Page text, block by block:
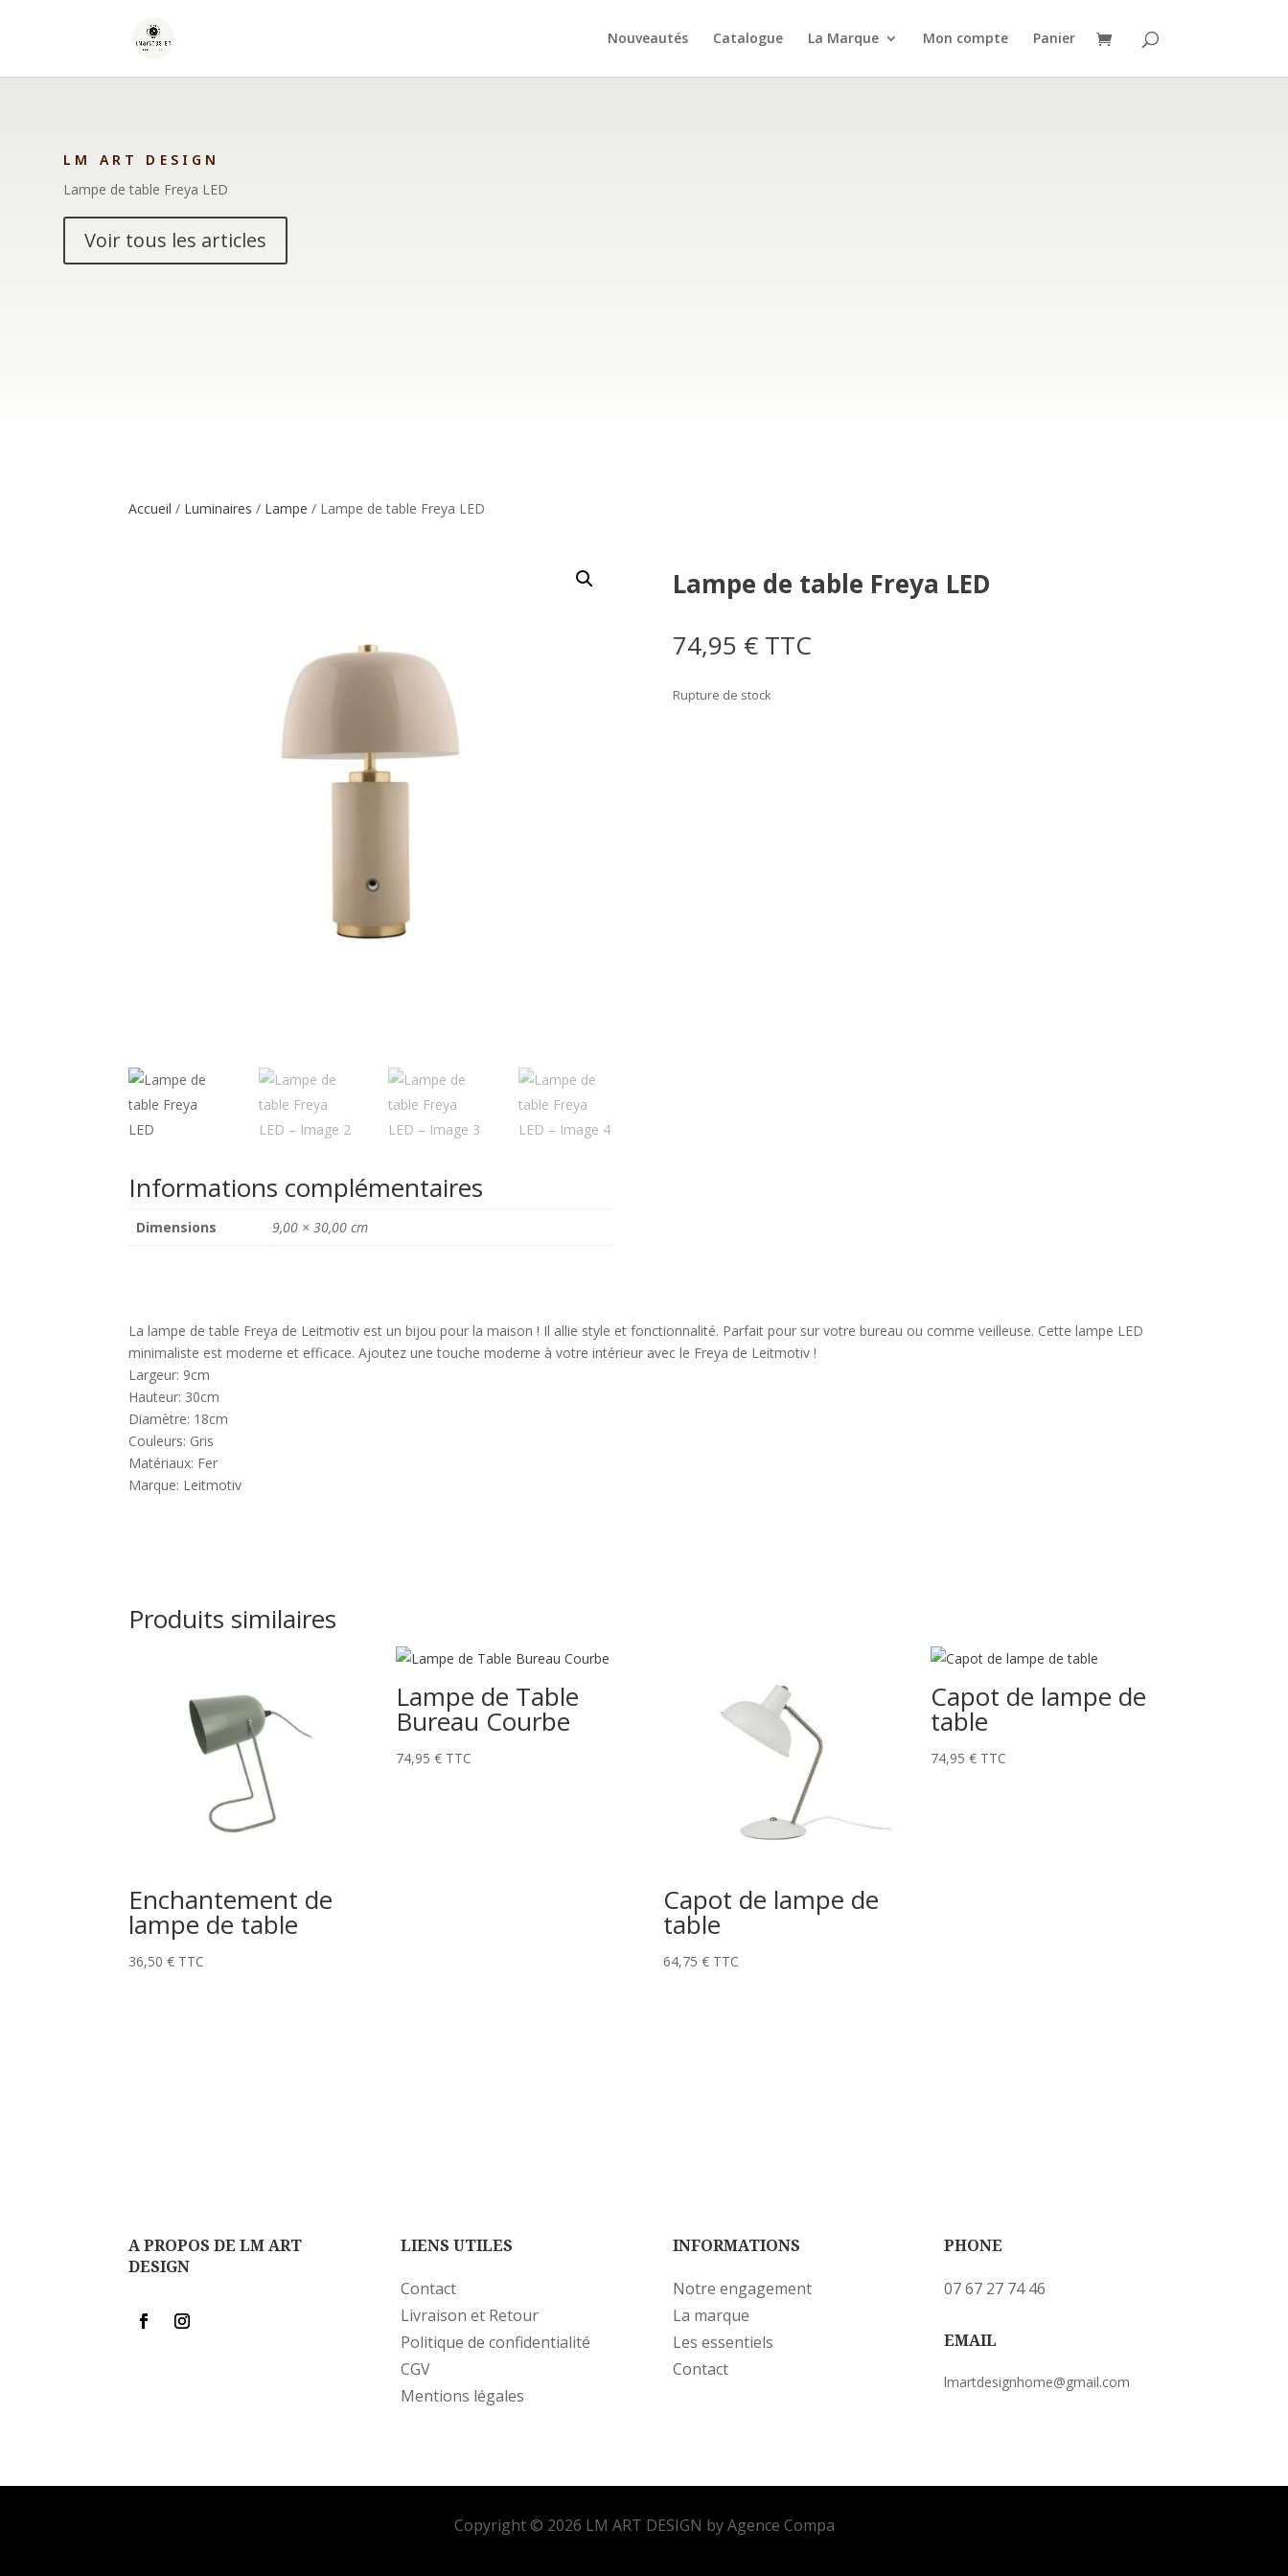
Nouveautés Catalogue La Marque Mon compte Panier
LM ART DESIGN
Lampe de table Freya LED
Voir tous les articles
Accueil / Luminaires / Lampe / Lampe de table Freya LED
Informations complémentaires
Dimensions 9,00 × 30,00 cm
Lampe de table Freya LED
74,95 € TTC
Rupture de stock
La lampe de table Freya de Leitmotiv est un bijou pour la maison ! Il allie style et fonctionnalité. Parfait pour sur votre bureau ou comme veilleuse. Cette lampe LED
minimaliste est moderne et efficace. Ajoutez une touche moderne à votre intérieur avec le Freya de Leitmotiv !
Largeur: 9cm
Hauteur: 30cm
Diamètre: 18cm
Couleurs: Gris
Matériaux: Fer
Marque: Leitmotiv
Produits similaires
Enchantement de
lampe de table
36,50€ TTC
Lampe de Table
Bureau Courbe
74,95€ TTC
Capot de lampe de
table
64,75€ TTC
Capot de lampe de
table
74,95€ TTC
A PROPOS DE LM ART
DESIGN
LIENS UTILES
Contact
Livraison et Retour
Politique de confidentialité
CGV
Mentions légales
INFORMATIONS
Notre engagement
La marque
Les essentiels
Contact
PHONE
07 67 27 74 46
EMAIL
lmartdesignhome@gmail.com
Copyright © 2026 LM ART DESIGN by Agence Compa